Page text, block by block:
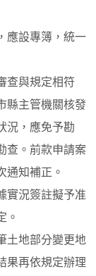
應設專簿，統一
查與規定相符
縣主管機關核發
況，應免予勘
查。前款申請案
通知補正。
實況簽註擬予准
。
土地部分變更地
果再依規定辦理